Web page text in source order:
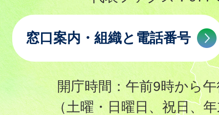
窓口案内・組織と電話番号
開庁時間：午前9時から
（土曜・日曜日、祝日、